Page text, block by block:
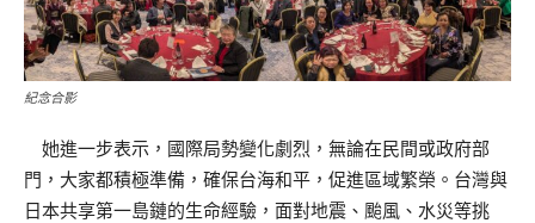
紀念合影
她進一步表示，國際局勢變化劇烈，無論在民間或政府部
門，大家都積極準備，確保台海和平，促進區域繁榮。台灣與
日本共享第一島鏈的生命經驗，面對地震、颱風、水災等挑